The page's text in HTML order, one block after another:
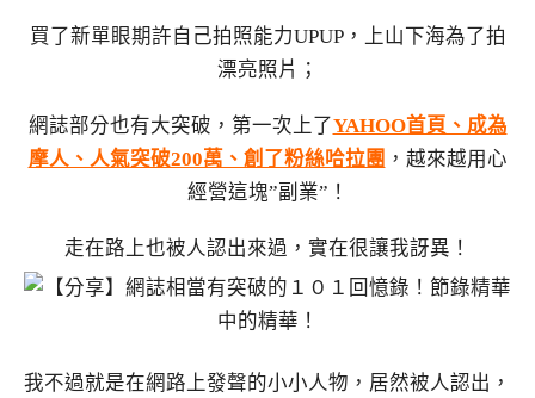
買了新單眼期許自己拍照能力UPUP，上山下海為了拍
漂亮照片；
網誌部分也有大突破，第一次上了YAHOO首頁、成為
摩人、人氣突破200萬、創了粉絲哈拉團 ，越來越用心
經營這塊”副業”！
走在路上也被人認出來過，實在很讓我訝異！
我不過就是在網路上發聲的小小人物，居然被人認出，